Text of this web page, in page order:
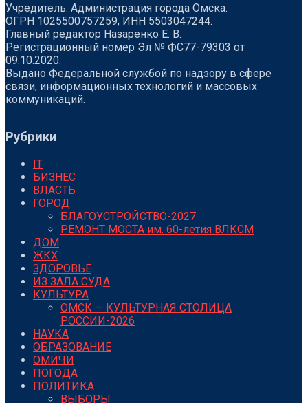
Учредитель: Администрация города Омска.
ОГРН 1025500757259, ИНН 5503047244.
Главный редактор Назаренко Е. В.
Регистрационный номер Эл № ФС77-79303 от
09.10.2020.
Выдано Федеральной службой по надзору в сфере
связи, информационных технологий и массовых
коммуникаций.
Рубрики
IT
БИЗНЕС
ВЛАСТЬ
ГОРОД
БЛАГОУСТРОЙСТВО-2027
РЕМОНТ МОСТА им. 60-летия ВЛКСМ
ДОМ
ЖКХ
ЗДОРОВЬЕ
ИЗ ЗАЛА СУДА
КУЛЬТУРА
ОМСК — КУЛЬТУРНАЯ СТОЛИЦА
РОССИИ-2026
НАУКА
ОБРАЗОВАНИЕ
ОМИЧИ
ПОГОДА
ПОЛИТИКА
ВЫБОРЫ